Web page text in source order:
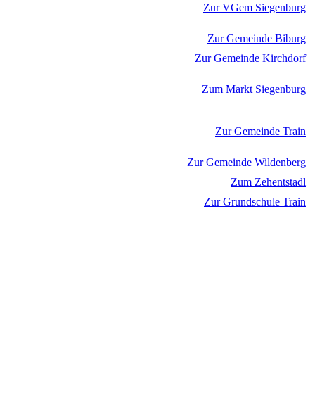
Zur VGem Siegenburg
Zur Gemeinde Biburg
Zur Gemeinde Kirchdorf
Zum Markt Siegenburg
Zur Gemeinde Train
Zur Gemeinde Wildenberg
Zum Zehentstadl
Zur Grundschule Train